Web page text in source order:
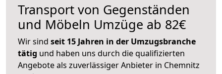
Transport von Gegenständen
und Möbeln Umzüge ab 82€
Wir sind seit 15 Jahren in der Umzugsbranche
tätig und haben uns durch die qualifizierten
Angebote als zuverlässiger Anbieter in Chemnitz